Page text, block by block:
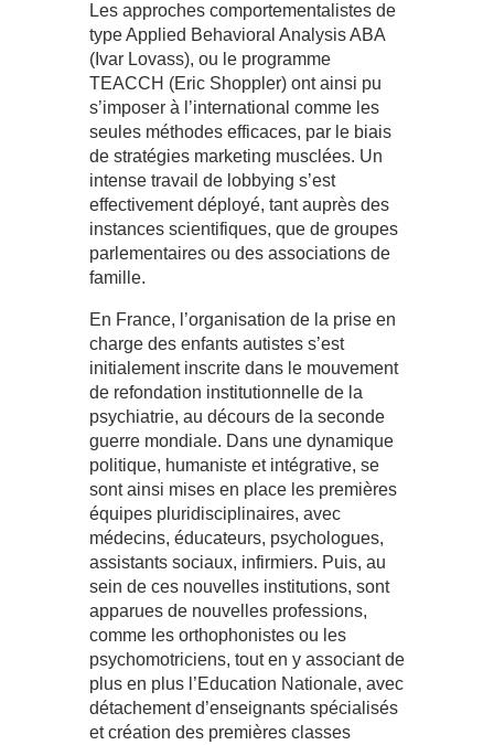
Les approches comportementalistes de
type Applied Behavioral Analysis ABA
(Ivar Lovass), ou le programme
TEACCH (Eric Shoppler) ont ainsi pu
s’imposer à l’international comme les
seules méthodes efficaces, par le biais
de stratégies marketing musclées. Un
intense travail de lobbying s’est
effectivement déployé, tant auprès des
instances scientifiques, que de groupes
parlementaires ou des associations de
famille.
En France, l’organisation de la prise en
charge des enfants autistes s’est
initialement inscrite dans le mouvement
de refondation institutionnelle de la
psychiatrie, au décours de la seconde
guerre mondiale. Dans une dynamique
politique, humaniste et intégrative, se
sont ainsi mises en place les premières
équipes pluridisciplinaires, avec
médecins, éducateurs, psychologues,
assistants sociaux, infirmiers. Puis, au
sein de ces nouvelles institutions, sont
apparues de nouvelles professions,
comme les orthophonistes ou les
psychomotriciens, tout en y associant de
plus en plus l’Education Nationale, avec
détachement d’enseignants spécialisés
et création des premières classes